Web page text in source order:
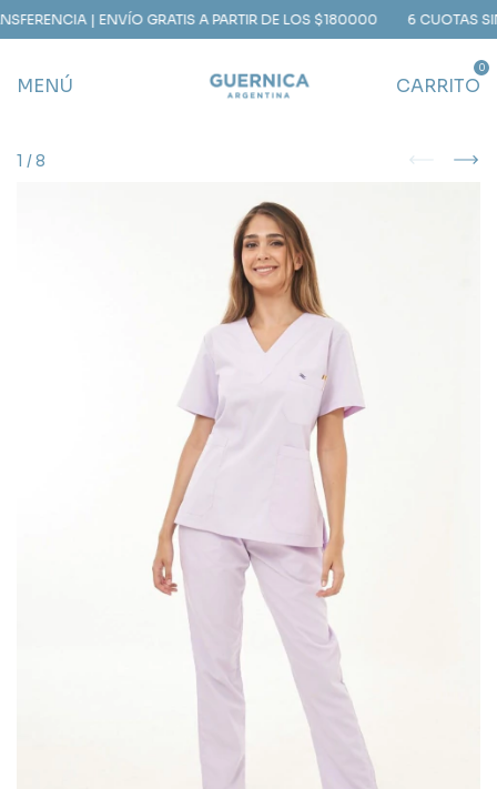
| ENVÍO GRATIS A PARTIR DE LOS $180000 6 CUOTAS SIN
MENÚ CARRITO
0
1 /8